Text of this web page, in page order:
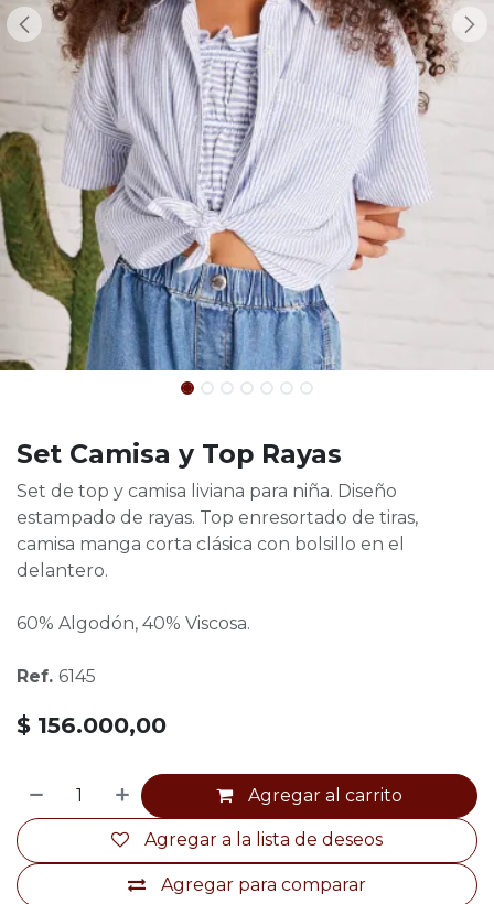
Set Camisa y Top Rayas
Set de top y camisa liviana para niña. Diseño
estampado de rayas. Top enresortado de tiras,
camisa manga corta clásica con bolsillo en el
delantero.
60% Algodón, 40% Viscosa.
Ref. 6145
$ 156.000,00
Agregar al carrito
Agregar para comparar
Agregar a la lista de deseos